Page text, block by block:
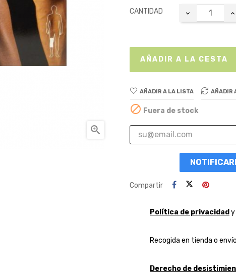

CANTIDAD
AÑADIR A LA CESTA
AÑADIR A LA LISTA AÑADIR
 Fuera de stock
Compartir
Política de privacidad y
Recogida en tienda o
Derecho de